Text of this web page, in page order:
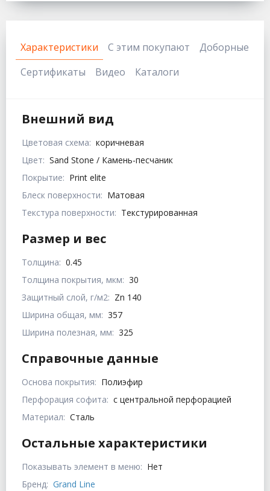
Характеристики С этим покупают
Доборные
Сертификаты
Видео Каталоги
Внешний вид
Цветовая схема: коричневая
Цвет: Sand Stone / Камень-песчаник
Покрытие: Print elite
Блеск поверхности: Матовая
Текстура поверхности: Текстурированная
Размер и вес
Толщина: 0.45
Толщина покрытия, мкм: 30
Защитный слой, г/м2: Zn 140
Ширина общая, мм: 357
Ширина полезная, мм: 325
Справочные данные
Основа покрытия: Полиэфир
Перфорация софита: с центральной перфорацией
Материал: Сталь
Остальные характеристики
Показывать элемент в меню: Нет
Бренд: Grand Line